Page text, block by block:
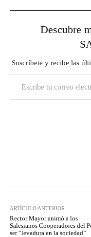
Descubre
Suscríbete y recibe las
Escribe tu correo electrónico…
ARTÍCULO ANTERIOR
Rector Mayor animó a los
Salesianos Cooperadores del
ser “levadura en la sociedad”